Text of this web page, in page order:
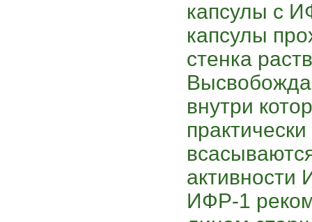
капсулы с
капсулы
стенка
внутри
активности
ИФР-1